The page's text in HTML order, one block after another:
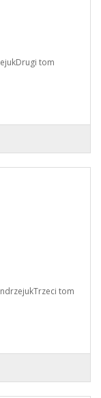
tom
tom